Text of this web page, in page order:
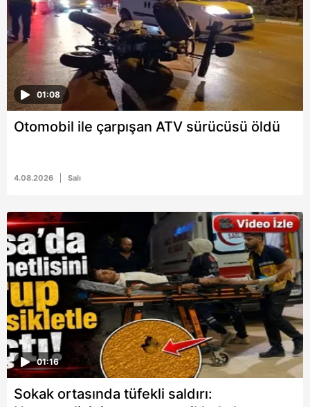
01:08
Otomobil ile çarpışan ATV sürücüsü öldü
4.08.2026 Salı
01:16
Sokak ortasında tüfekli saldırı: